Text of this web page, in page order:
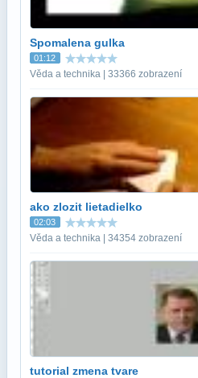
Spomalena gulka
01:12
Věda a technika | 33366 zobrazení
ako zlozit lietadielko
02:03
Věda a technika | 34354 zobrazení
tutorial zmena tvare